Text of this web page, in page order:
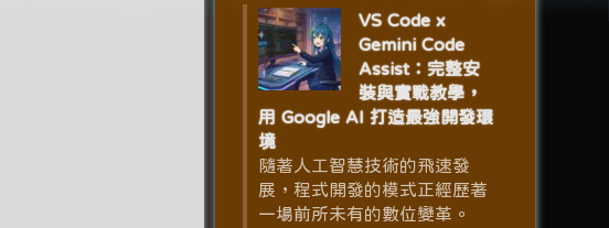
VS Code x
Gemini Code
Assist：完整安
裝與實戰教學，
用 Google AI 打造最強開發環
境
隨著人工智慧技術的飛速發
展，程式開發的模式正經歷著
一場前所未有的數位變革。